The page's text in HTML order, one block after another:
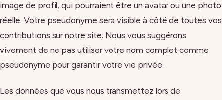
image de profil, qui pourraient être un avatar ou une photo
réelle. Votre pseudonyme sera visible à côté de toutes vos
contributions sur notre site. Nous vous suggérons
vivement de ne pas utiliser votre nom complet comme
pseudonyme pour garantir votre vie privée.
Les données que vous nous transmettez lors de